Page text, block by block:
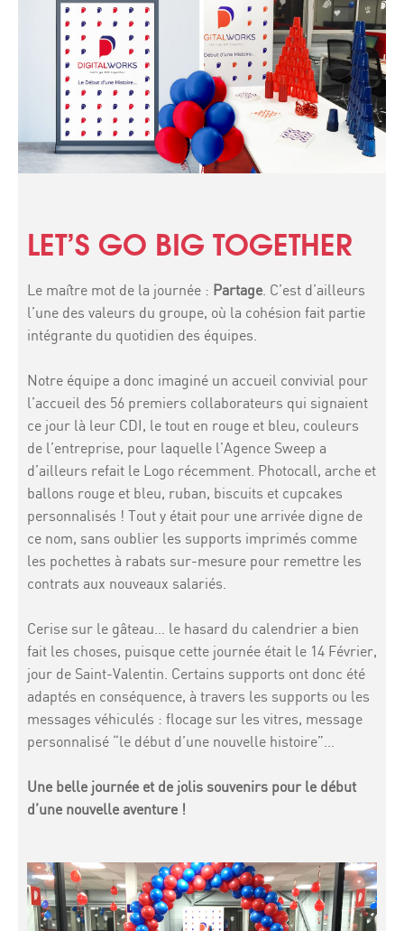
LET’S GO BIG TOGETHER
Le maître mot de la journée : Partage . C’est d’ailleurs
l’une des valeurs du groupe, où la cohésion fait partie
intégrante du quotidien des équipes.
Notre équipe a donc imaginé un accueil convivial pour
l’accueil des 56 premiers collaborateurs qui signaient
ce jour là leur CDI, le tout en rouge et bleu, couleurs
de l’entreprise, pour laquelle l’Agence Sweep a
d’ailleurs refait le Logo récemment. Photocall, arche et
ballons rouge et bleu, ruban, biscuits et cupcakes
personnalisés ! Tout y était pour une arrivée digne de
ce nom, sans oublier les supports imprimés comme
les pochettes à rabats sur-mesure pour remettre les
contrats aux nouveaux salariés.
Cerise sur le gâteau… le hasard du calendrier a bien
fait les choses, puisque cette journée était le 14 Février,
jour de Saint-Valentin. Certains supports ont donc été
adaptés en conséquence, à travers les supports ou les
messages véhiculés : flocage sur les vitres, message
personnalisé “le début d’une nouvelle histoire”…
Une belle journée et de jolis souvenirs pour le début
d’une nouvelle aventure !